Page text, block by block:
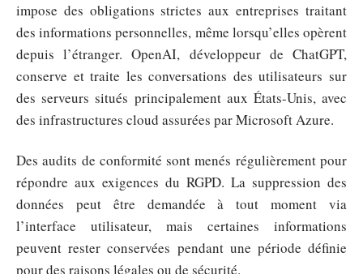
impose des obligations strictes aux entreprises traitant
des informations personnelles, même lorsqu’elles opèrent
depuis l’étranger. OpenAI, développeur de ChatGPT,
conserve et traite les conversations des utilisateurs sur
des serveurs situés principalement aux États-Unis, avec
des infrastructures cloud assurées par Microsoft Azure.
Des audits de conformité sont menés régulièrement pour
répondre aux exigences du RGPD. La suppression des
données peut être demandée à tout moment via
l’interface utilisateur, mais certaines informations
peuvent rester conservées pendant une période définie
pour des raisons légales ou de sécurité.